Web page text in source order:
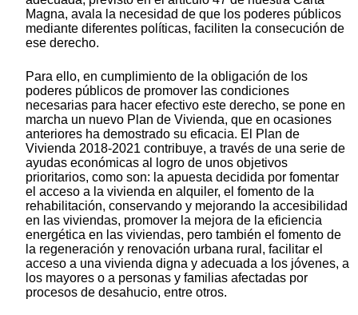
Magna, avala la necesidad de que los poderes públicos
mediante diferentes políticas, faciliten la consecución de
ese derecho.
Para ello, en cumplimiento de la obligación de los
poderes públicos de promover las condiciones
necesarias para hacer efectivo este derecho, se pone en
marcha un nuevo Plan de Vivienda, que en ocasiones
anteriores ha demostrado su eficacia. El Plan de
Vivienda 2018-2021 contribuye, a través de una serie de
ayudas económicas al logro de unos objetivos
prioritarios, como son: la apuesta decidida por fomentar
el acceso a la vivienda en alquiler, el fomento de la
rehabilitación, conservando y mejorando la accesibilidad
en las viviendas, promover la mejora de la eficiencia
energética en las viviendas, pero también el fomento de
la regeneración y renovación urbana rural, facilitar el
acceso a una vivienda digna y adecuada a los jóvenes, a
los mayores o a personas y familias afectadas por
procesos de desahucio, entre otros.